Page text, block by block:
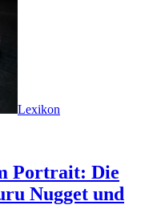
Lexikon
Portrait: Die
Nugget und